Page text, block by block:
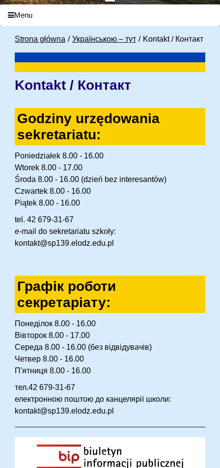
Menu
Strona główna Українською – тут Kontakt / Контакт
Kontakt / Контакт
Godziny urzędowania
sekretariatu:
Poniedziałek 8.00 - 16.00
Wtorek 8.00 - 17.00
Środa 8.00 - 16.00 (dzień bez interesantów)
Czwartek 8.00 - 16.00
Piątek 8.00 - 16.00
tel. 42 679-31-67
e-mail do sekretariatu szkoły:
kontakt@sp139.elodz.edu.pl
Графік роботи
секретаріату:
Понеділок 8.00 - 16.00
Вівторок 8.00 - 17.00
Середа 8.00 - 16.00 (без відвідувачів)
Четвер 8.00 - 16.00
П'ятниця 8.00 - 16.00
тел.42 679-31-67
електронною поштою до канцелярії школи:
kontakt@sp139.elodz.edu.pl